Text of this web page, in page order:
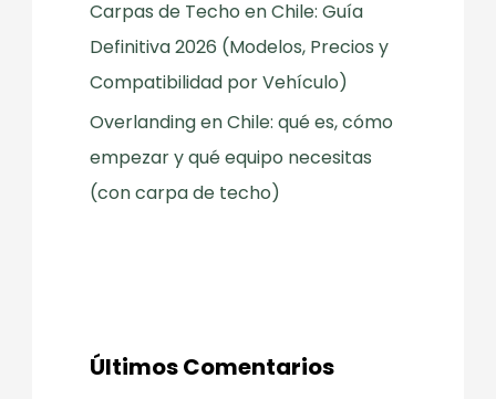
Carpas de Techo en Chile: Guía
Definitiva 2026 (Modelos, Precios y
Compatibilidad por Vehículo)
Overlanding en Chile: qué es, cómo
empezar y qué equipo necesitas
(con carpa de techo)
Últimos Comentarios